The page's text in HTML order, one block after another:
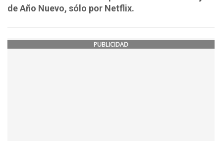
de Año Nuevo, sólo por Netflix.
PUBLICIDAD